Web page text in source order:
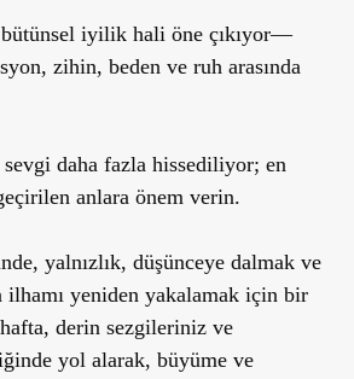
bütünsel iyilik hali öne çıkıyor—
zihin, beden ve ruh arasında
daha fazla hissediliyor; en
anlara önem verin.
yalnızlık, düşünceye dalmak ve
ilhamı yeniden yakalamak için bir
derin sezgileriniz ve
yol alarak, büyüme ve